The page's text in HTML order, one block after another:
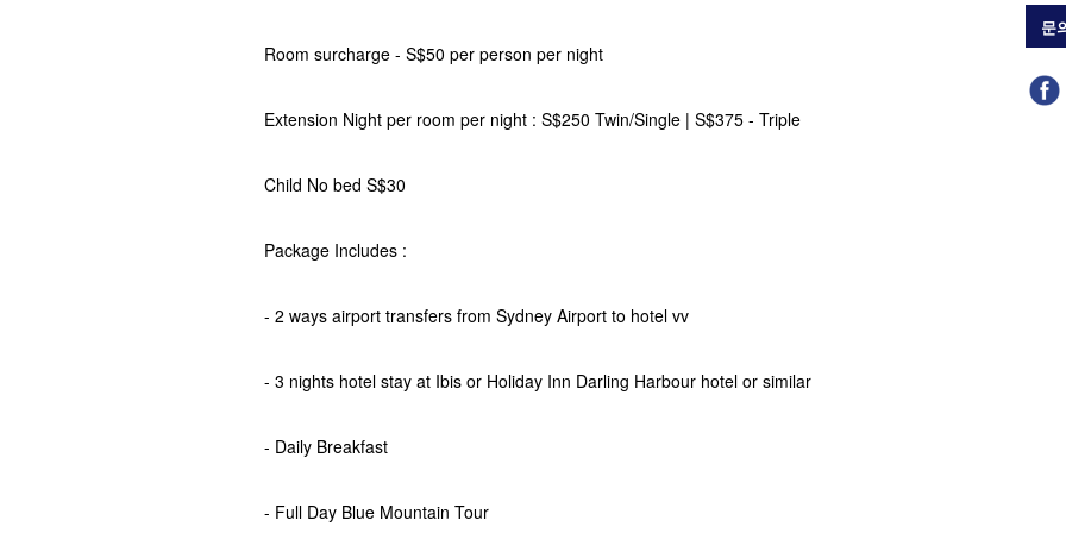
Room surcharge - S$50 per person per night
Extension Night per room per night : S$250 Twin/Single | S$375 - Triple
Child No bed S$30
Package Includes :
- 2 ways airport transfers from Sydney Airport to hotel vv
- 3 nights hotel stay at Ibis or Holiday Inn Darling Harbour hotel or similar
- Daily Breakfast
- Full Day Blue Mountain Tour
문